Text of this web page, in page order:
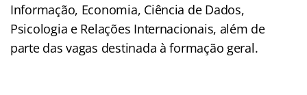
Informação, Economia, Ciência de Dados,
Psicologia e Relações Internacionais, além de
parte das vagas destinada à formação geral.